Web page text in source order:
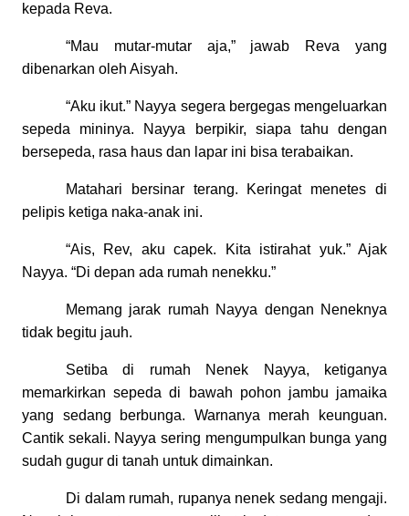
kepada Reva.
“Mau mutar-mutar aja,” jawab Reva yang
dibenarkan oleh Aisyah.
“Aku ikut.” Nayya segera bergegas mengeluarkan
sepeda mininya. Nayya berpikir, siapa tahu dengan
bersepeda, rasa haus dan lapar ini bisa terabaikan.
Matahari bersinar terang. Keringat menetes di
pelipis ketiga naka-anak ini.
“Ais, Rev, aku capek. Kita istirahat yuk.” Ajak
Nayya. “Di depan ada rumah nenekku.”
Memang jarak rumah Nayya dengan Neneknya
tidak begitu jauh.
Setiba di rumah Nenek Nayya, ketiganya
memarkirkan sepeda di bawah pohon jambu jamaika
yang sedang berbunga. Warnanya merah keunguan.
Cantik sekali. Nayya sering mengumpulkan bunga yang
sudah gugur di tanah untuk dimainkan.
Di dalam rumah, rupanya nenek sedang mengaji.